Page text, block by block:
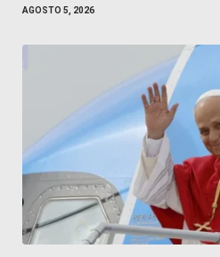
AGOSTO 5, 2026